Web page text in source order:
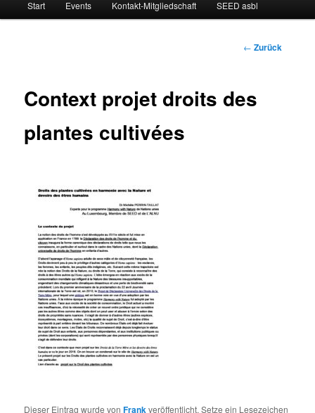
Start Events Kontakt-Mitgliedschaft SEED asbl
Beitrags-
← Zurück
Context projet droits des
plantes cultivées
Dieser Eintrag wurde vonFrankveröffentlicht. Setze ein Lesezeichen